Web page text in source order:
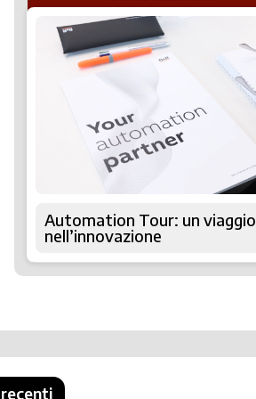
Automation Tour: un viaggio
nell’innovazione